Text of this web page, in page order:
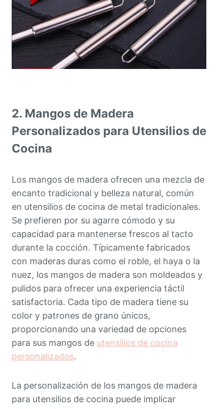
2. Mangos de Madera
Personalizados para Utensilios de
Cocina
Los mangos de madera ofrecen una mezcla de
encanto tradicional y belleza natural, común
en utensilios de cocina de metal tradicionales.
Se prefieren por su agarre cómodo y su
capacidad para mantenerse frescos al tacto
durante la cocción. Típicamente fabricados
con maderas duras como el roble, el haya o la
nuez, los mangos de madera son moldeados y
pulidos para ofrecer una experiencia táctil
satisfactoria. Cada tipo de madera tiene su
color y patrones de grano únicos,
proporcionando una variedad de opciones
para sus mangos de utensilios de cocina
personalizados.
La personalización de los mangos de madera
para utensilios de cocina puede implicar